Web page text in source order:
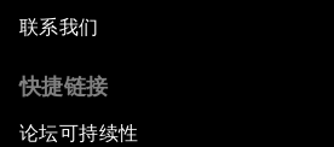
联系我们
快捷链接
论坛可持续性